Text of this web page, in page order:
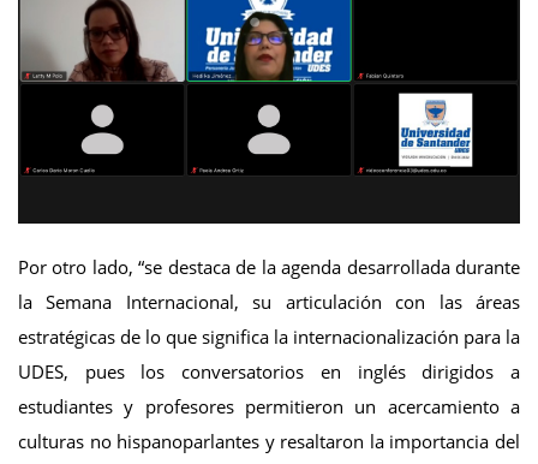
Por otro lado, “se destaca de la agenda desarrollada durante
la Semana Internacional, su articulación con las áreas
estratégicas de lo que significa la internacionalización para la
UDES, pues los conversatorios en inglés dirigidos a
estudiantes y profesores permitieron un acercamiento a
culturas no hispanoparlantes y resaltaron la importancia del